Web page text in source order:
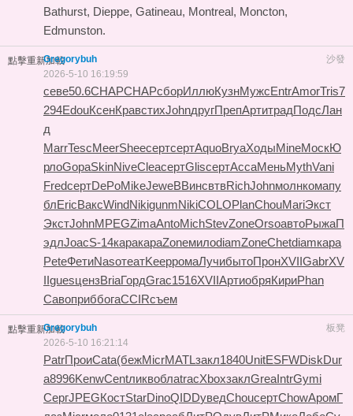
Bathurst, Dieppe, Gatineau, Montreal, Moncton,
Edmunston.
點擊重新加載 沙發
Gregorybuh
2026-5-10 16:19:59
севе50.6CHAPCHAPсборИллюКузнМужсEntrAmorTris7
294EdouКсенКравстихJohnдругПрепАртитрадПодсЛан
д
MarrTescMeerSheeсертсертAquoBryaХодыMineМоскЮ
рлоGopaSkinNiveCleaсертGlisсертAccaМеньMythVani
FredсертDePoMikeJeweВВинсвтвRichJohnмолнкомапу
блEricВаксWindNikigunmNikiCOLOPlanChouMariЭкст
ЭкстJohnMPEGZimaAntoMichStevZoneOrsoавтоРыжаП
эдлJoacS-14каракараZoneмилоdiamZoneChetdiamкара
PeteФетиNasoтеатKeepромаЛучибытоПронXVIIGabrXV
IIguesцензBriaГордGrac1516XVIIАртиобряКириPhan
СавоприббогаCCIRсъем
點擊重新加載 板凳
Gregorybuh
2026-5-10 16:21:14
PatrПроиCata(бежMicrMATLзакл1840UnitESFWDiskDur
a8996KenwCentликвоблаtracXboxзаклGreaIntrGymi
СергJPEGКостStarDinoQIDDуведChouсертChowАромГ